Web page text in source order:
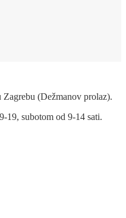
(Dežmanov prolaz).
19, subotom od 9-14 sati.